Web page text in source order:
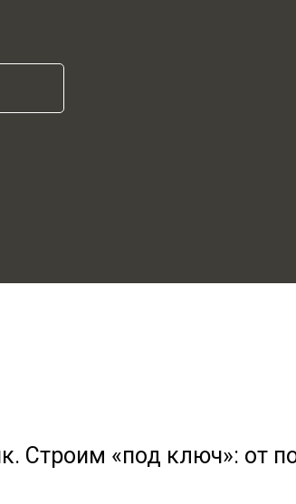
Строим «под ключ»: от